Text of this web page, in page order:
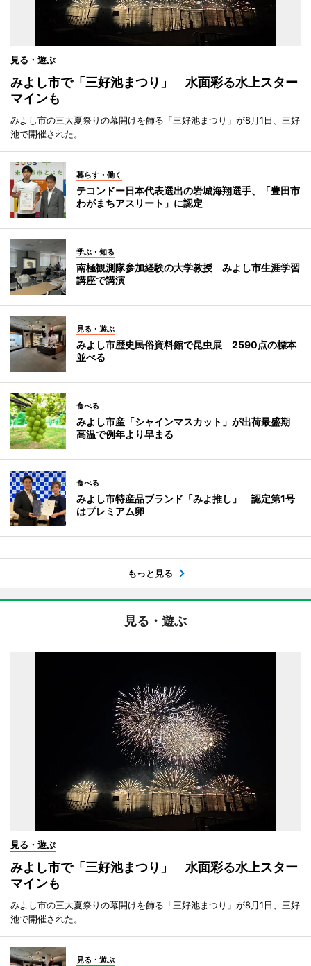
見る・遊ぶ
みよし市で「三好池まつり」 水面彩る水上スター
マインも
みよし市の三大夏祭りの幕開けを飾る「三好池まつり」が8月1日、三好
池で開催された。
暮らす・働く
テコンドー日本代表選出の岩城海翔選手、「豊田市
わがまちアスリート」に認定
学ぶ・知る
南極観測隊参加経験の大学教授 みよし市生涯学習
講座で講演
見る・遊ぶ
みよし市歴史民俗資料館で昆虫展 2590点の標本
並べる
食べる
みよし市産「シャインマスカット」が出荷最盛期
高温で例年より早まる
食べる
みよし市特産品ブランド「みよ推し」 認定第1号
はプレミアム卵
もっと見る
見る・遊ぶ
見る・遊ぶ
みよし市で「三好池まつり」 水面彩る水上スター
マインも
みよし市の三大夏祭りの幕開けを飾る「三好池まつり」が8月1日、三好
池で開催された。
見る・遊ぶ